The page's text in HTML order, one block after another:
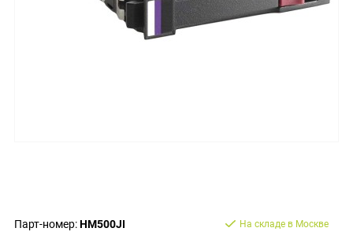
Парт-номер:HM500JI На складе в Москве